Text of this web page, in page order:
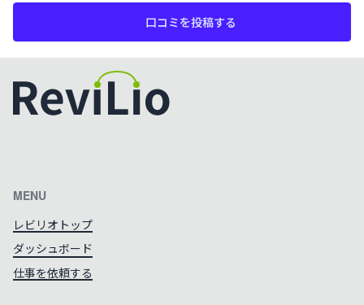
口コミを投稿する
MENU
レビリオトップ
ダッシュボード
仕事を依頼する